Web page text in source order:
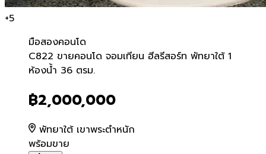
+5
มือสองคอนโด
C822 ขายคอนโด จอมเทีย
C822 ขายคอนโด จอมเทียน ฮีลรีสอร์ท พัทยาใต้ 1
ห้องน้ำ 36 ตรม.
฿2,000,000
พัทยาใต้ เขาพระตำหนัก
พร้อมขาย